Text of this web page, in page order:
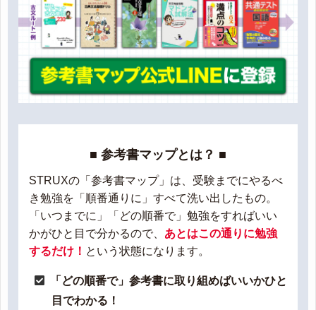
■ 参考書マップとは？ ■
STRUXの「参考書マップ」は、受験までにやるべ
き勉強を「順番通りに」すべて洗い出したもの。
「いつまでに」「どの順番で」勉強をすればいい
かがひと目で分かるので、 あとはこの通りに勉強
するだけ！ という状態になります。
「どの順番で」参考書に取り組めばいいかひと
目でわかる！